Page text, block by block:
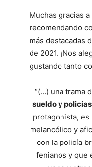
Muchas gracias
recomendando
más destacadas
de 2021. ¡Nos
gustando tanto
“(…) una trama
sueldo y
protagonista,
melancólico y
con la policía
fenianos y que